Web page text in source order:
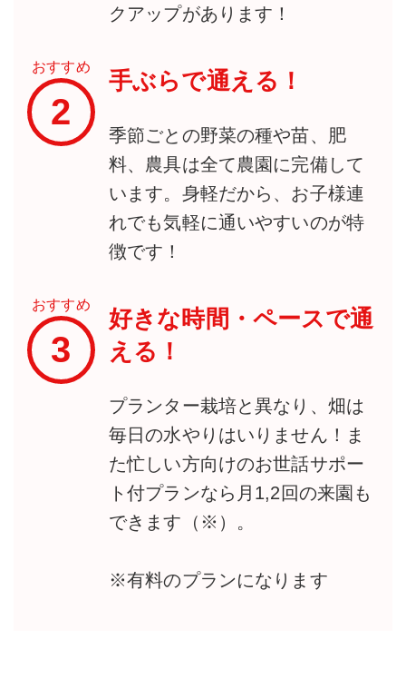
クアップがあります！
おすすめ
2
手ぶらで通える！
季節ごとの野菜の種や苗、肥
料、農具は全て農園に完備して
います。身軽だから、お子様連
れでも気軽に通いやすいのが特
徴です！
おすすめ
3
好きな時間・ペースで通
える！
プランター栽培と異なり、畑は
毎日の水やりはいりません！ま
た忙しい方向けのお世話サポー
ト付プランなら月1,2回の来園も
できます（※）。
※有料のプランになります